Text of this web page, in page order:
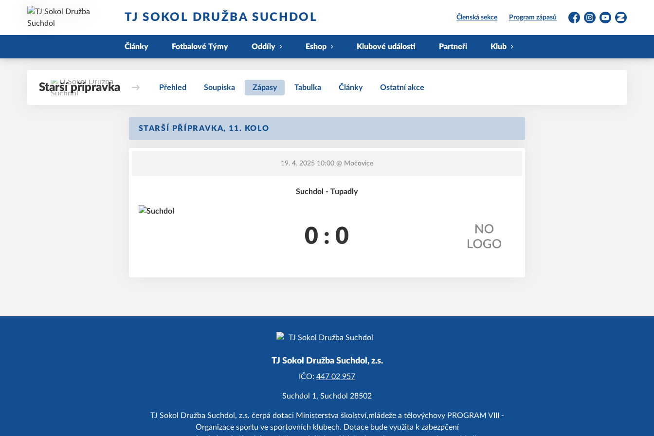
TJ SOKOL DRUŽBA SUCHDOL Členská sekce Program zápasů
FacebookInstagramYouTubeZonerama
Články Fotbalové Týmy Oddíly Eshop Klubové události Partneři Klub
Starší přípravka Přehled Soupiska Zápasy Tabulka Články Ostatní akce
STARŠÍ PŘÍPRAVKA, 11. KOLO
19. 4. 2025 10:00@ Močovice
Suchdol - Tupadly
0 : 0
TJ Sokol Družba Suchdol, z.s.
IČO: 447 02 957
Suchdol 1, Suchdol 28502
TJ Sokol Družba Suchdol, z.s. čerpá dotaci Ministerstva školství,mládeže a tělovýchovy PROGRAM VIII -
Organizace sportu ve sportovních klubech. Dotace bude využita k zabezpčení